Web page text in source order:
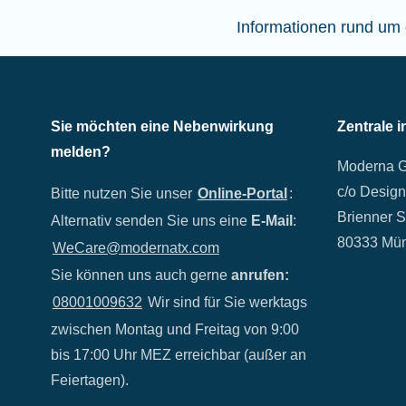
Informationen rund
Sie möchten eine Nebenwirkung
melden?
Bitte nutzen Sie unser Online-Portal :
Alternativ senden Sie uns eine E-Mail :
WeCare@modernatx.com
Sie können uns auch gerne anrufen:
08001009632 Wir sind für Sie werktags
zwischen Montag und Freitag von 9:00
bis 17:00 Uhr MEZ erreichbar (außer an
Feiertagen).
Zentrale
Moderna
c/o
Brienner
80333